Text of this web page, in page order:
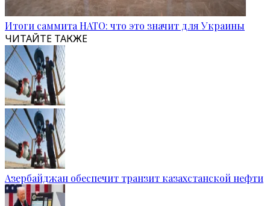
Итоги саммита НАТО: что это значит для Украины
ЧИТАЙТЕ ТАКЖЕ
Азербайджан обеспечит транзит казахстанской нефти